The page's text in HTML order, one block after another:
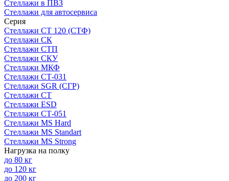
Стеллажи в ПВЗ
Стеллажи для автосервиса
Серия
Стеллажи СТ 120 (СТФ)
Стеллажи СК
Стеллажи СТП
Стеллажи СКУ
Стеллажи МКФ
Стеллажи СТ-031
Стеллажи SGR (СГР)
Стеллажи СТ
Стеллажи ESD
Стеллажи СТ-051
Стеллажи MS Hard
Стеллажи MS Standart
Стеллажи MS Strong
Нагрузка на полку
до 80 кг
до 120 кг
до 200 кг